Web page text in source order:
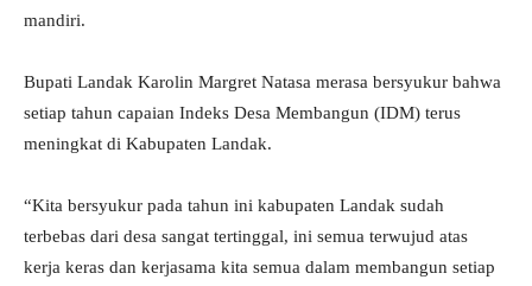
mandiri.
Bupati Landak Karolin Margret Natasa merasa bersyukur bahwa
setiap tahun capaian Indeks Desa Membangun (IDM) terus
meningkat di Kabupaten Landak.
“Kita bersyukur pada tahun ini kabupaten Landak sudah
terbebas dari desa sangat tertinggal, ini semua terwujud atas
kerja keras dan kerjasama kita semua dalam membangun setiap